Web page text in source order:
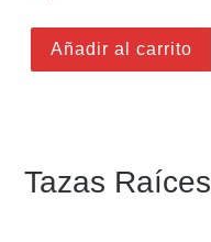
Añadir al carrito
Tazas